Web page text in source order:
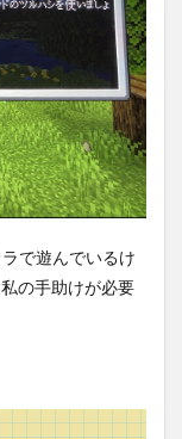
で遊んでいるけ
の手助けが必要